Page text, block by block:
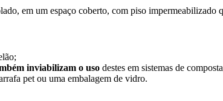
em um espaço coberto, com piso impermeabilizado
inviabilizam o uso destes em sistemas de
pet ou uma embalagem de vidro.